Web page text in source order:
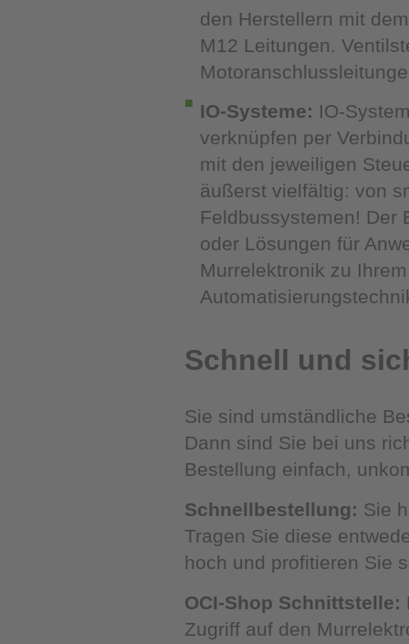
den Herstellern mit
M12 Leitungen.
IO-Systeme: IO-
verknüpfen per
mit den jeweiligen
äußerst vielfältig: von
Feldbussystemen! Der
oder Lösungen für
Murrelektronik zu
Schnell und
Sie sind umständliche
Dann sind Sie bei uns
Bestellung einfach,
Schnellbestellung: Sie
Tragen Sie diese
hoch und profitieren Sie
OCI-Shop Schnittstelle:
Zugriff auf den